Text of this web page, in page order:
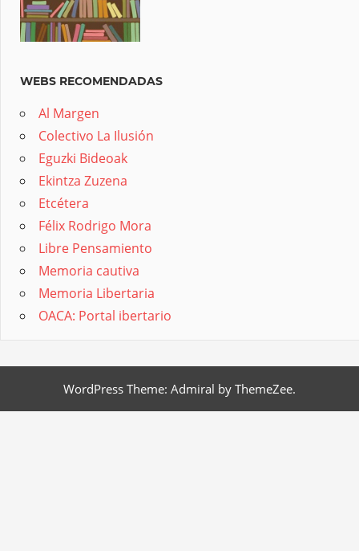
WEBS RECOMENDADAS
Al Margen
Colectivo La Ilusión
Eguzki Bideoak
Ekintza Zuzena
Etcétera
Félix Rodrigo Mora
Libre Pensamiento
Memoria cautiva
Memoria Libertaria
OACA: Portal ibertario
WordPress Theme: Admiral by ThemeZee.